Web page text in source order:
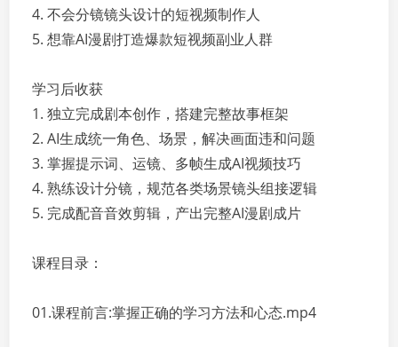
4. 不会分镜镜头设计的短视频制作人
5. 想靠AI漫剧打造爆款短视频副业人群
学习后收获
1. 独立完成剧本创作，搭建完整故事框架
2. AI生成统一角色、场景，解决画面违和问题
3. 掌握提示词、运镜、多帧生成AI视频技巧
4. 熟练设计分镜，规范各类场景镜头组接逻辑
5. 完成配音音效剪辑，产出完整AI漫剧成片
课程目录：
01.课程前言:掌握正确的学习方法和心态.mp4